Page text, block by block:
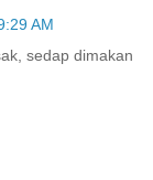
AM
sedap dimakan